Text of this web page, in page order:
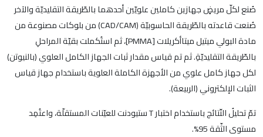
صُنع لكلّ مريضٍ جهازين كاملين علويّين أحدهما بالطّريقة التقليديّة والآخر
صُنعت قاعدته بالطّريقة الحاسوبيّة (CAD/CAM) من بلوكات مصنوعة من
مادة البولي ميتيل ميتاأكريلات [PMMA]، ثم استُكملت بقيّة المراحلِ
بالطّريقة التقليديّةِ. ثم تم قياس مقدار ثبات الجهاز الكامل العلوي (بالنيوتن)
لكل جهاز كامل علوي من الأجهزة الكاملة العلوية باستخدام جهاز قياس
الثبات الإلكتروني (الربيعة).
تمّ تحليلُ النّتائج باستخدام اختبار T ستيودنت للعيّنات المستقلّة، واعتُمِد
مستوى الثّقة 95%.